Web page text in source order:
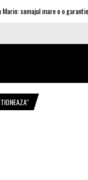
somajul mare e o